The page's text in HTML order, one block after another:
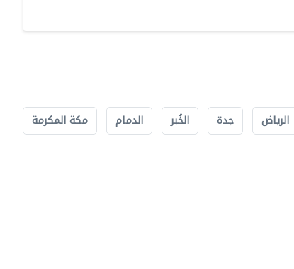
الرياض جدة الخُبر الدمام مكة المكرمة